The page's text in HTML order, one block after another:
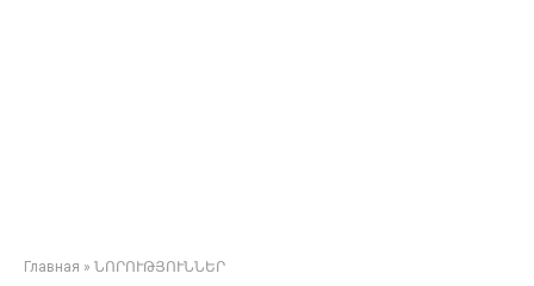
Главная » ՆՈՐՈՒԹՅՈՒՆՆԵՐ